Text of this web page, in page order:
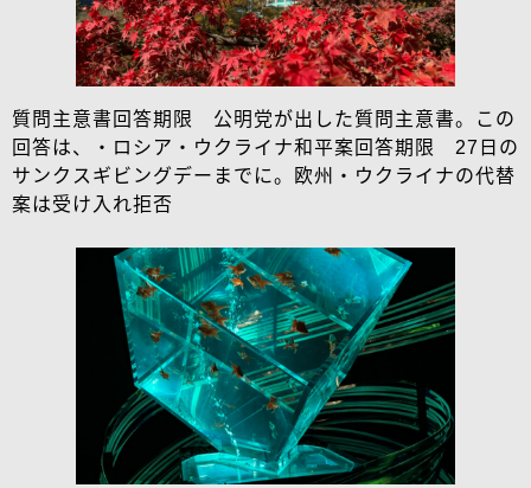
質問主意書回答期限 公明党が出した質問主意書。この
回答は、・ロシア・ウクライナ和平案回答期限 27日の
サンクスギビングデーまでに。欧州・ウクライナの代替
案は受け入れ拒否